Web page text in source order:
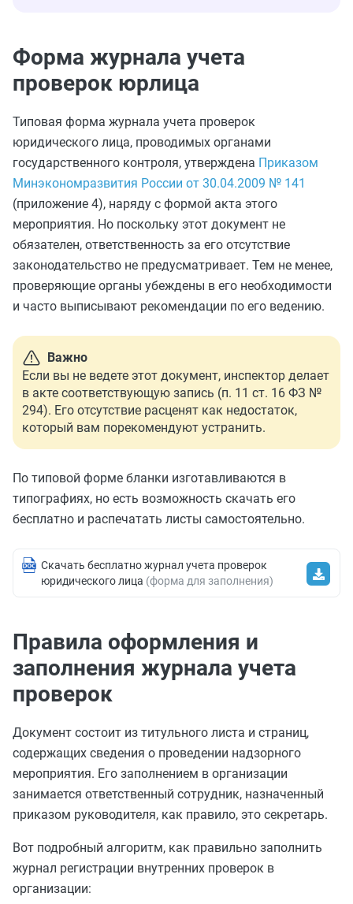
Форма журнала учета
проверок юрлица
Типовая форма журнала учета проверок
юридического лица, проводимых органами
государственного контроля, утверждена Приказом
Минэкономразвития России от 30.04.2009 № 141
(приложение 4), наряду с формой акта этого
мероприятия. Но поскольку этот документ не
обязателен, ответственность за его отсутствие
законодательство не предусматривает. Тем не менее,
проверяющие органы убеждены в его необходимости
и часто выписывают рекомендации по его ведению.
Важно
Если вы не ведете этот документ, инспектор делает
в акте соответствующую запись (п. 11 ст. 16 ФЗ №
294). Его отсутствие расценят как недостаток,
который вам порекомендуют устранить.
По типовой форме бланки изготавливаются в
типографиях, но есть возможность скачать его
бесплатно и распечатать листы самостоятельно.
Скачать бесплатно журнал учета проверок
юридического лица (форма для заполнения)
Правила оформления и
заполнения журнала учета
проверок
Документ состоит из титульного листа и страниц,
содержащих сведения о проведении надзорного
мероприятия. Его заполнением в организации
занимается ответственный сотрудник, назначенный
приказом руководителя, как правило, это секретарь.
Вот подробный алгоритм, как правильно заполнить
журнал регистрации внутренних проверок в
организации: